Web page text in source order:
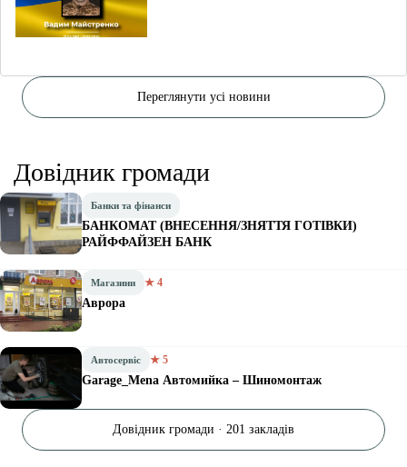
Переглянути усі новини
Довідник громади
Банки та фінанси
БАНКОМАТ (ВНЕСЕННЯ/ЗНЯТТЯ ГОТІВКИ)
РАЙФФАЙЗЕН БАНК
Магазини ★ 4
Аврора
Автосервіс ★ 5
Garage_Mena Автомийка – Шиномонтаж
Довідник громади · 201 закладів